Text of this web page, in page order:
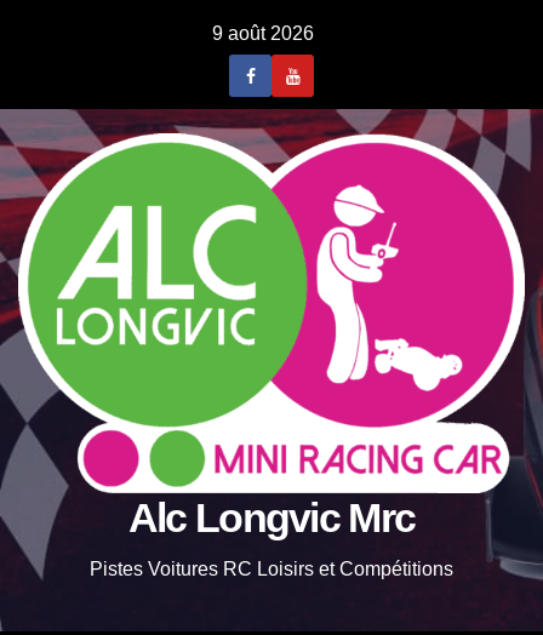
9 août 2026
Alc Longvic Mrc
Pistes Voitures RC Loisirs et Compétitions